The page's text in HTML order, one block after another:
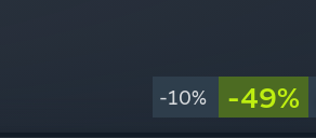
-10% -49%